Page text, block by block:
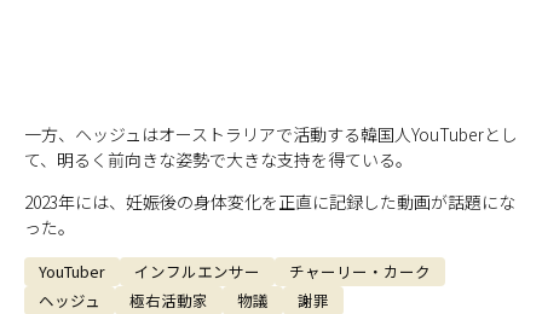
一方、ヘッジュはオーストラリアで活動する韓国人YouTuberとし
て、明るく前向きな姿勢で大きな支持を得ている。
2023年には、妊娠後の身体変化を正直に記録した動画が話題にな
った。
YouTuber インフルエンサー
チャーリー・カーク
ヘッジュ
極右活動家 物議 謝罪